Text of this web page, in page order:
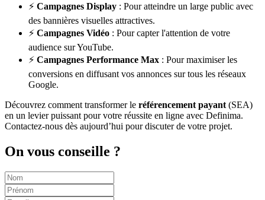
⚡ Campagnes Display : Pour atteindre un large public avec
des bannières visuelles attractives.
⚡ Campagnes Vidéo : Pour capter l'attention de votre
audience sur YouTube.
⚡ Campagnes Performance Max : Pour maximiser les
conversions en diffusant vos annonces sur tous les réseaux
Google.
Découvrez comment transformer le référencement payant (SEA)
en un levier puissant pour votre réussite en ligne avec Definima.
Contactez-nous dès aujourd’hui pour discuter de votre projet.
On vous conseille ?